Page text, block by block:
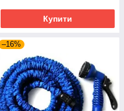
Купити
–16%